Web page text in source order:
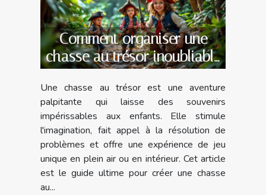
Comment organiser une
chasse au trésor inoubliable
pour enfants
Une chasse au trésor est une aventure
palpitante qui laisse des souvenirs
impérissables aux enfants. Elle stimule
l'imagination, fait appel à la résolution de
problèmes et offre une expérience de jeu
unique en plein air ou en intérieur. Cet article
est le guide ultime pour créer une chasse
au...